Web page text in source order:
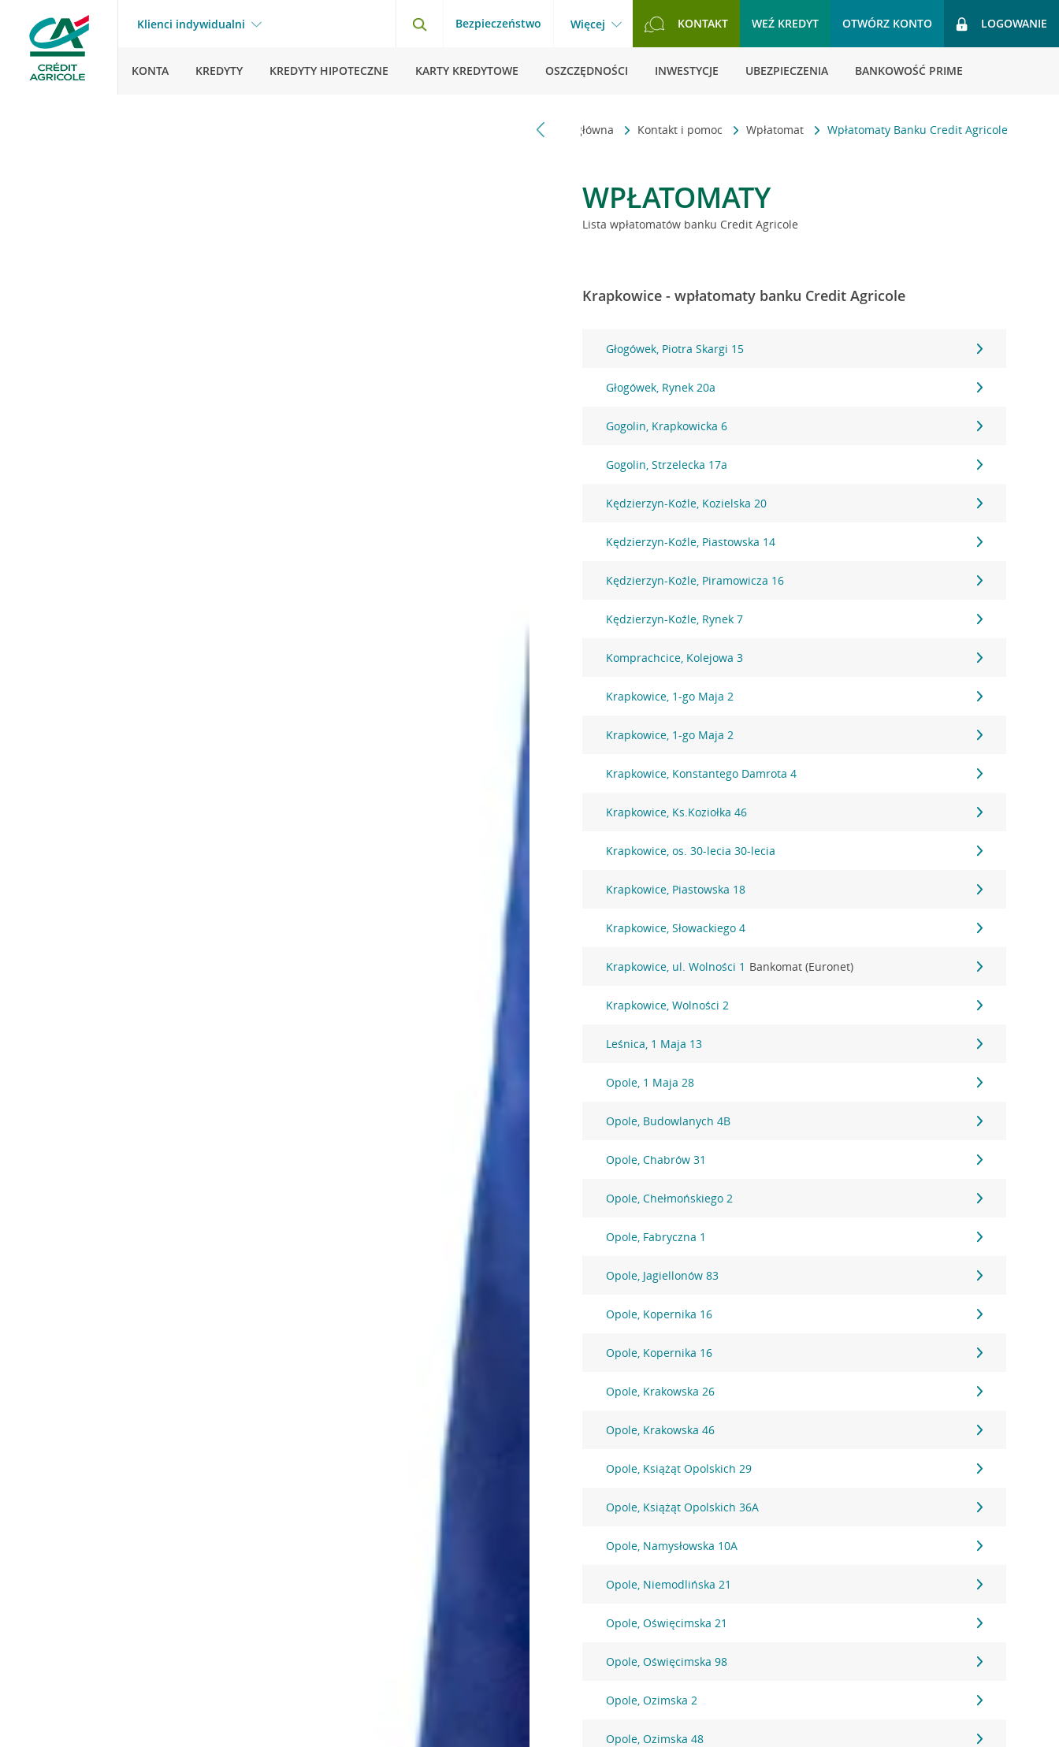
Klienci indywidualni Bezpieczeństwo Więcej KONTAKT WEŹ KREDYT OTWÓRZ KONTO LOGOWANIE
KONTA KREDYTY KREDYTY HIPOTECZNE KARTY KREDYTOWE OSZCZĘDNOŚCI INWESTYCJE UBEZPIECZENIA BANKOWOŚĆ PRIME
Strona główna Kontakt i pomoc Wpłatomat Wpłatomaty Banku Credit Agricole
WPŁATOMATY
Lista wpłatomatów banku Credit Agricole
Krapkowice - wpłatomaty banku Credit Agricole
Głogówek, Piotra Skargi 15
Głogówek, Rynek 20a
Gogolin, Krapkowicka 6
Gogolin, Strzelecka 17a
Kędzierzyn-Koźle, Kozielska 20
Kędzierzyn-Koźle, Piastowska 14
Kędzierzyn-Koźle, Piramowicza 16
Kędzierzyn-Koźle, Rynek 7
Komprachcice, Kolejowa 3
Krapkowice, 1-go Maja 2
Krapkowice, 1-go Maja 2
Krapkowice, Konstantego Damrota 4
Krapkowice, Ks.Koziołka 46
Krapkowice, os. 30-lecia 30-lecia
Krapkowice, Piastowska 18
Krapkowice, Słowackiego 4
Krapkowice, ul. Wolności 1 Bankomat (Euronet)
Krapkowice, Wolności 2
Leśnica, 1 Maja 13
Opole, 1 Maja 28
Opole, Budowlanych 4B
Opole, Chabrów 31
Opole, Chełmońskiego 2
Opole, Fabryczna 1
Opole, Jagiellonów 83
Opole, Kopernika 16
Opole, Kopernika 16
Opole, Krakowska 26
Opole, Krakowska 46
Opole, Książąt Opolskich 29
Opole, Książąt Opolskich 36A
Opole, Namysłowska 10A
Opole, Niemodlińska 21
Opole, Oświęcimska 21
Opole, Oświęcimska 98
Opole, Ozimska 2
Opole, Ozimska 48